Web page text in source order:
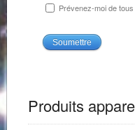
Prévenez-moi de
Produits